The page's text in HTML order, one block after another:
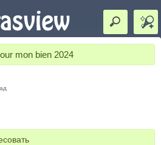
mon bien 2024